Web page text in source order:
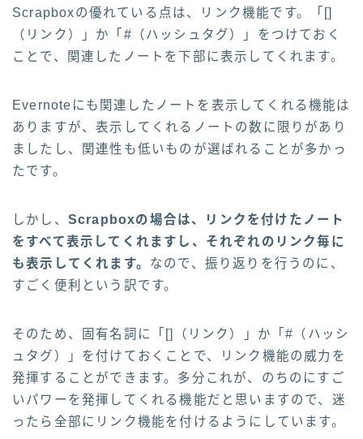
Scrapboxの優れている点は、リンク機能です。「[]
（リンク）」か「#（ハッシュタグ）」をつけておく
ことで、関連したノートを下部に表示してくれます。
Evernoteにも関連したノートを表示してくれる機能は
ありますが、表示してくれるノートの数に限りがあり
ましたし、関連性も低いものが選ばれることが多かっ
たです。
しかし、 Scrapboxの場合は、リンクを付けたノート
をすべて表示してくれますし、それぞれのリンク毎に
も表示してくれます。 なので、振り返りを行うのに、
すごく便利という訳です。
そのため、固有名詞に「[]（リンク）」か「#（ハッシ
ュタグ）」を付けておくことで、リンク機能の威力を
発揮することができます。多分これが、のちのにすご
いパワーを発揮してくれる機能だと思いますので、迷
ったら全部にリンク機能を付けるようにしています。